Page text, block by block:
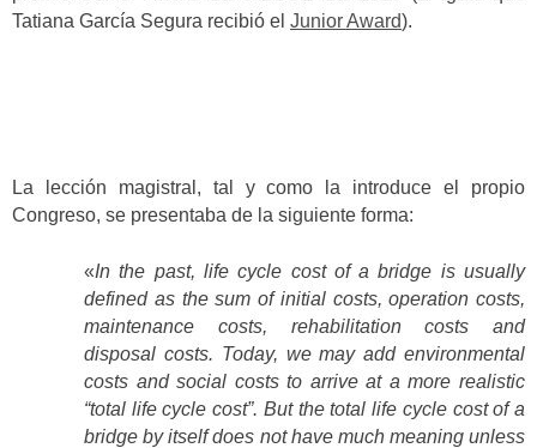
Tatiana García Segura recibió el Junior Award).
La lección magistral, tal y como la introduce el propio
Congreso, se presentaba de la siguiente forma:
«In the past, life cycle cost of a bridge is usually
defined as the sum of initial costs, operation costs,
maintenance costs, rehabilitation costs and
disposal costs. Today, we may add environmental
costs and social costs to arrive at a more realistic
“total life cycle cost”. But the total life cycle cost of a
bridge by itself does not have much meaning unless